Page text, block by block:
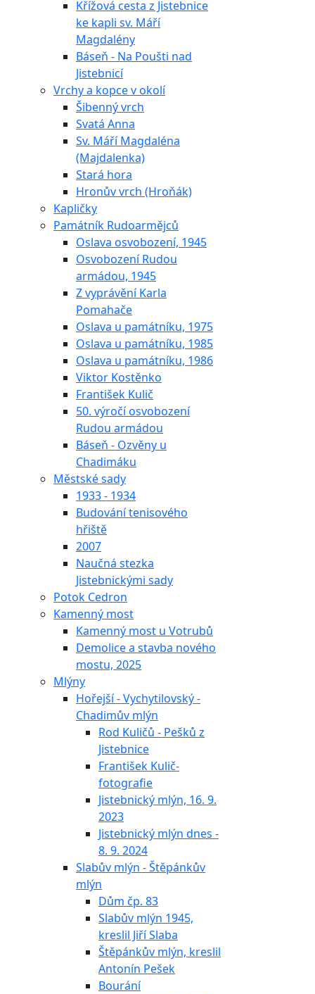
Křížová cesta z Jistebnice
ke kapli sv. Máří
Magdalény
Báseň - Na Poušti nad
Jistebnicí
Vrchy a kopce v okolí
Šibenný vrch
Svatá Anna
Sv. Máří Magdaléna
(Majdalenka)
Stará hora
Hronův vrch (Hroňák)
Kapličky
Památník Rudoarmějců
Oslava osvobození, 1945
Osvobození Rudou
armádou, 1945
Z vyprávění Karla
Pomahače
Oslava u památníku, 1975
Oslava u památníku, 1985
Oslava u památníku, 1986
Viktor Kostěnko
František Kulič
50. výročí osvobození
Rudou armádou
Báseň - Ozvěny u
Chadimáku
Městské sady
1933 - 1934
Budování tenisového
hřiště
2007
Naučná stezka
Jistebnickými sady
Potok Cedron
Kamenný most
Kamenný most u Votrubů
Demolice a stavba nového
mostu, 2025
Mlýny
Hořejší - Vychytilovský -
Chadimův mlýn
Rod Kuličů - Pešků z
Jistebnice
František Kulič-
fotografie
Jistebnický mlýn, 16. 9.
2023
Jistebnický mlýn dnes -
8. 9. 2024
Slabův mlýn - Štěpánkův
mlýn
Dům čp. 83
Slabův mlýn 1945,
kreslil Jiří Slaba
Štěpánkův mlýn, kreslil
Antonín Pešek
Bourání